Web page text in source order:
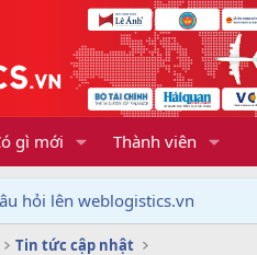
gì mới Thành viên
hỏi lên weblogistics.vn
Tin tức cập nhật